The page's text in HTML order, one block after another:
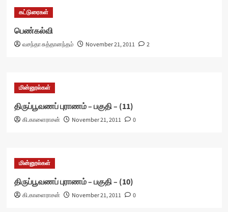
கட்டுரைகள்
பெண்கல்வி
வசந்தா சுத்தானந்தம் November 21, 2011 2
மின்னூல்கள்
திருப்பூவணப் புராணம் – பகுதி – (11)
கி.காளைராசன் November 21, 2011 0
மின்னூல்கள்
திருப்பூவணப் புராணம் – பகுதி – (10)
கி.காளைராசன் November 21, 2011 0